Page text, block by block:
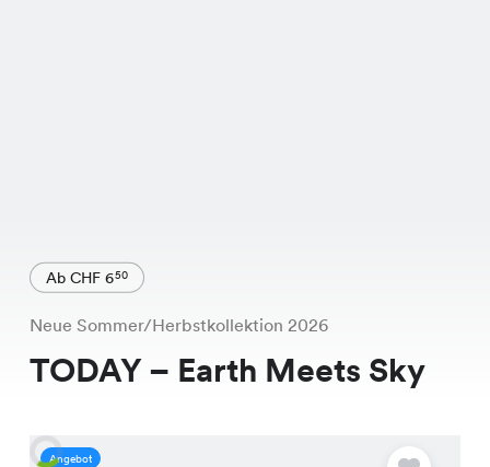
Ab CHF 650
Neue Sommer/Herbstkollektion 2026
TODAY – Earth Meets Sky
Angebot